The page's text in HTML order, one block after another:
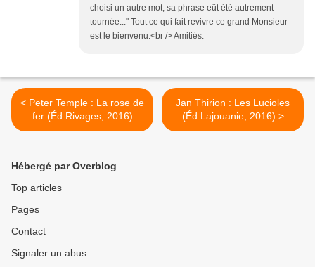
choisi un autre mot, sa phrase eût été autrement
tournée..." Tout ce qui fait revivre ce grand Monsieur
est le bienvenu.<br /> Amitiés.
< Peter Temple : La rose de
fer (Éd.Rivages, 2016)
Jan Thirion : Les Lucioles
(Éd.Lajouanie, 2016) >
Hébergé par Overblog
Top articles
Pages
Contact
Signaler un abus